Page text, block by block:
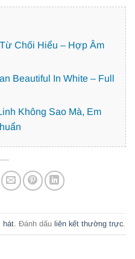
Chối Hiểu – Hợp Âm
Beautiful In White – Full
Không Sao Mà, Em
hát. Đánh dấu liên kết thường trực.